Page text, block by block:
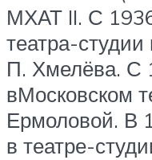
МХАТ II. С
театра-
П. Хмелёва. С
вМосковском
Ермоловой. В
в театре-